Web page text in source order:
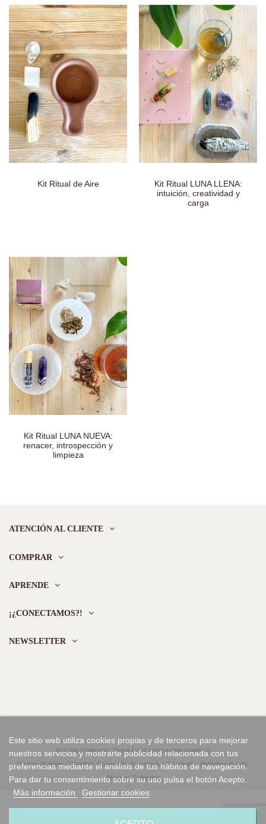
Kit Ritual de Aire
Kit Ritual LUNA LLENA:
intuición, creatividad y
carga
Kit Ritual LUNA NUEVA:
renacer, introspección y
limpieza
ATENCIÓN AL CLIENTE
COMPRAR
APRENDE
Este sitio web utiliza cookies propias y de terceros para mejorar
nuestros servicios y mostrarte publicidad relacionada con tus
preferencias mediante el análisis de tus hábitos de navegación.
Para dar tu consentimiento sobre su uso pulsa el botón Acepto.
Más información
Gestionar cookies
¡¿CONECTAMOS?!
NEWSLETTER
Mukhas Collection. Todos los derechos reservados ©
Diseño: Mukhas Collection. Desarrollo: Kuzunguka. Fotografía: @Andrea.holistic.
Mukhas Collection